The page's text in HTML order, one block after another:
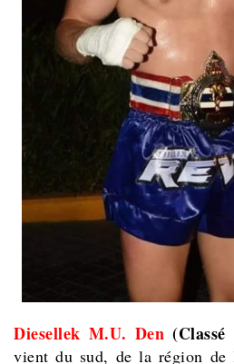
Diesellek M.U. Den
vient du sud, de la région de